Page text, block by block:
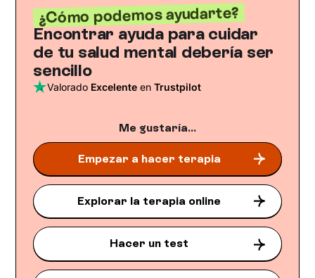
¿Cómo podemos ayudarte?
Encontrar ayuda para cuidar
de tu salud mental debería ser
sencillo
Valorado Excelente enTrustpilot
Me gustaría...
Empezar a hacer terapia
Explorar la terapia online
Hacer un test